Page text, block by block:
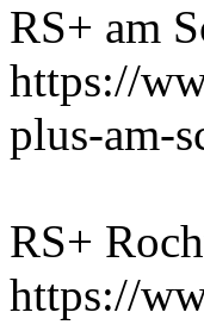
RS+ am
https://
plus-am-
RS+
https://